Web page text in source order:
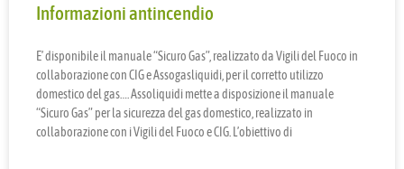
Informazioni antincendio
E’ disponibile il manuale “Sicuro Gas”, realizzato da Vigili del Fuoco in
collaborazione con CIG e Assogasliquidi, per il corretto utilizzo
domestico del gas…. Assoliquidi mette a disposizione il manuale
“Sicuro Gas” per la sicurezza del gas domestico, realizzato in
collaborazione con i Vigili del Fuoco e CIG. L’obiettivo di